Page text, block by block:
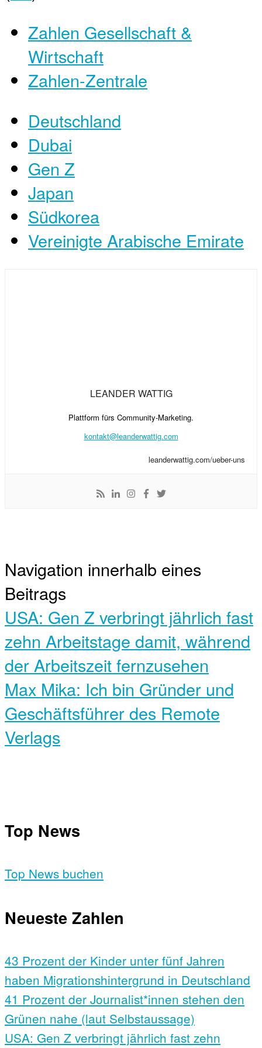
Zahlen Gesellschaft &
Wirtschaft
Zahlen-Zentrale
Deutschland
Dubai
Gen Z
Japan
Südkorea
Vereinigte Arabische Emirate
LEANDER WATTIG
Plattform fürs Community-Marketing.
kontakt@leanderwattig.com
leanderwattig.com/ueber-uns
Navigation innerhalb eines
Beitrags
USA: Gen Z verbringt jährlich fast
zehn Arbeitstage damit, während
der Arbeitszeit fernzusehen
Max Mika: Ich bin Gründer und
Geschäftsführer des Remote
Verlags
Top News
Top News buchen
Neueste Zahlen
43 Prozent der Kinder unter fünf Jahren
haben Migrationshintergrund in Deutschland
41 Prozent der Journalist*innen stehen den
Grünen nahe (laut Selbstaussage)
USA: Gen Z verbringt jährlich fast zehn